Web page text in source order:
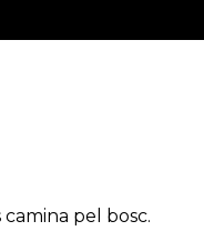
pel bosc.